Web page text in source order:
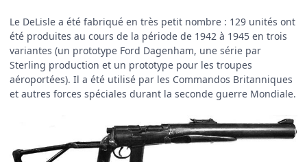
Le DeLisle a été fabriqué en très petit nombre : 129 unités ont
été produites au cours de la période de 1942 à 1945 en trois
variantes (un prototype Ford Dagenham, une série par
Sterling production et un prototype pour les troupes
aéroportées). Il a été utilisé par les Commandos Britanniques
et autres forces spéciales durant la seconde guerre Mondiale.